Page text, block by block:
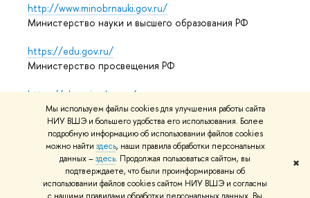
Мы используем файлы cookies для улучшения работы сайта
НИУ ВШЭ и большего удобства его использования. Более
подробную информацию об использовании файлов cookies
можно найти здесь, наши правила обработки персональных
данных –здесь. Продолжая пользоваться сайтом, вы
подтверждаете, что были проинформированы об
использовании файлов cookies сайтом НИУ ВШЭ и согласны
✖
http://www.minobrnauki.gov.ru/
Министерство науки и высшего образования РФ
https://edu.gov.ru/
Министерство просвещения РФ
https://elearning.hse.ru/mooc
Массовые открытые онлайн-курсы
© НИУ ВШЭ 1993–2026 Адреса и контактыУсловия
использования материаловПолитика конфиденциальности
Карта сайта